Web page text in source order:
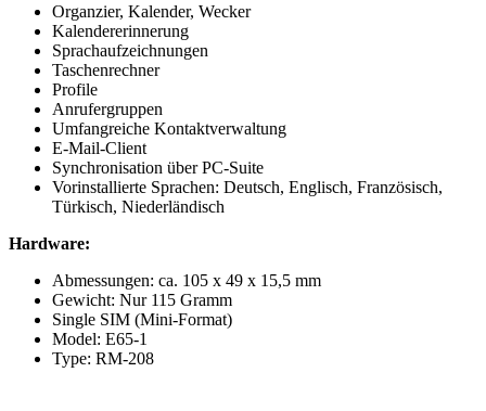
Organzier, Kalender, Wecker
Kalendererinnerung
Sprachaufzeichnungen
Taschenrechner
Profile
Anrufergruppen
Umfangreiche Kontaktverwaltung
E-Mail-Client
Synchronisation über PC-Suite
Vorinstallierte Sprachen: Deutsch, Englisch, Französisch,
Türkisch, Niederländisch
Hardware:
Abmessungen: ca. 105 x 49 x 15,5 mm
Gewicht: Nur 115 Gramm
Single SIM (Mini-Format)
Model: E65-1
Type: RM-208